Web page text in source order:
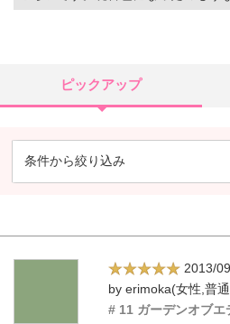
ピックアップ
条件から絞り込み
2013/
by erimoka(女性,普
# 11 ガーデンオブエ